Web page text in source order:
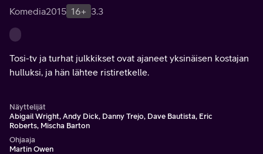
Komedia2015 16+ 3.3
Tosi-tv ja turhat julkkikset ovat ajaneet yksinäisen kostajan
hulluksi, ja hän lähtee ristiretkelle.
Näyttelijät
Abigail Wright, Andy Dick, Danny Trejo, Dave Bautista, Eric
Roberts, Mischa Barton
Ohjaaja
Martin Owen